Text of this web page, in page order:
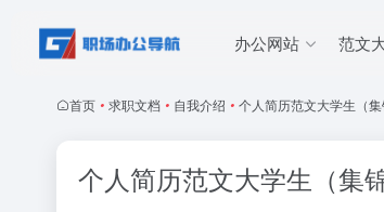
办公网站 范文
首页 • 求职文档 • 自我介绍 • 个人简历范文大学生（集
个人简历范文大学生（集